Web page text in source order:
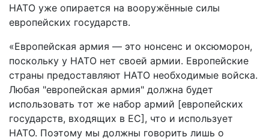
НАТО уже опирается на вооружённые силы
европейских государств.
«Европейская армия — это нонсенс и оксюморон,
поскольку у НАТО нет своей армии. Европейские
страны предоставляют НАТО необходимые войска.
Любая "европейская армия" должна будет
использовать тот же набор армий [европейских
государств, входящих в ЕС], что и использует
НАТО. Поэтому мы должны говорить лишь о